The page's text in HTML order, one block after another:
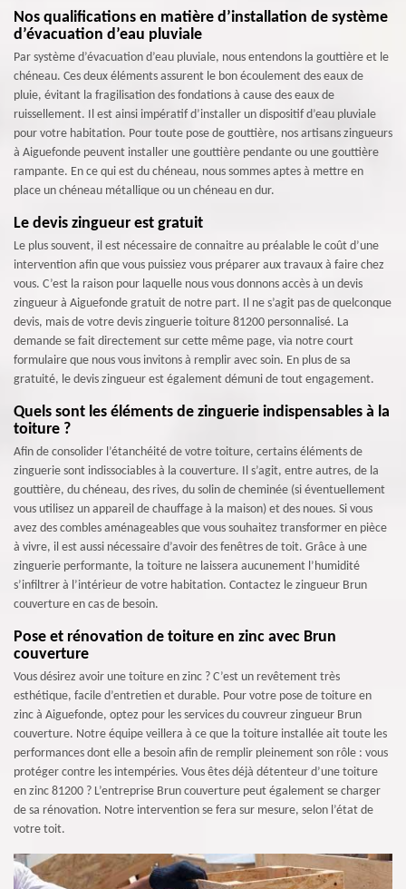
Nos qualifications en matière d’installation de système
d’évacuation d’eau pluviale
Par système d’évacuation d’eau pluviale, nous entendons la gouttière et le
chéneau. Ces deux éléments assurent le bon écoulement des eaux de
pluie, évitant la fragilisation des fondations à cause des eaux de
ruissellement. Il est ainsi impératif d’installer un dispositif d’eau pluviale
pour votre habitation. Pour toute pose de gouttière, nos artisans zingueurs
à Aiguefonde peuvent installer une gouttière pendante ou une gouttière
rampante. En ce qui est du chéneau, nous sommes aptes à mettre en
place un chéneau métallique ou un chéneau en dur.
Le devis zingueur est gratuit
Le plus souvent, il est nécessaire de connaitre au préalable le coût d’une
intervention afin que vous puissiez vous préparer aux travaux à faire chez
vous. C’est la raison pour laquelle nous vous donnons accès à un devis
zingueur à Aiguefonde gratuit de notre part. Il ne s’agit pas de quelconque
devis, mais de votre devis zinguerie toiture 81200 personnalisé. La
demande se fait directement sur cette même page, via notre court
formulaire que nous vous invitons à remplir avec soin. En plus de sa
gratuité, le devis zingueur est également démuni de tout engagement.
Quels sont les éléments de zinguerie indispensables à la
toiture ?
Afin de consolider l’étanchéité de votre toiture, certains éléments de
zinguerie sont indissociables à la couverture. Il s’agit, entre autres, de la
gouttière, du chéneau, des rives, du solin de cheminée (si éventuellement
vous utilisez un appareil de chauffage à la maison) et des noues. Si vous
avez des combles aménageables que vous souhaitez transformer en pièce
à vivre, il est aussi nécessaire d’avoir des fenêtres de toit. Grâce à une
zinguerie performante, la toiture ne laissera aucunement l’humidité
s’infiltrer à l’intérieur de votre habitation. Contactez le zingueur Brun
couverture en cas de besoin.
Pose et rénovation de toiture en zinc avec Brun
couverture
Vous désirez avoir une toiture en zinc ? C’est un revêtement très
esthétique, facile d’entretien et durable. Pour votre pose de toiture en
zinc à Aiguefonde, optez pour les services du couvreur zingueur Brun
couverture. Notre équipe veillera à ce que la toiture installée ait toute les
performances dont elle a besoin afin de remplir pleinement son rôle : vous
protéger contre les intempéries. Vous êtes déjà détenteur d’une toiture
en zinc 81200 ? L’entreprise Brun couverture peut également se charger
de sa rénovation. Notre intervention se fera sur mesure, selon l’état de
votre toit.